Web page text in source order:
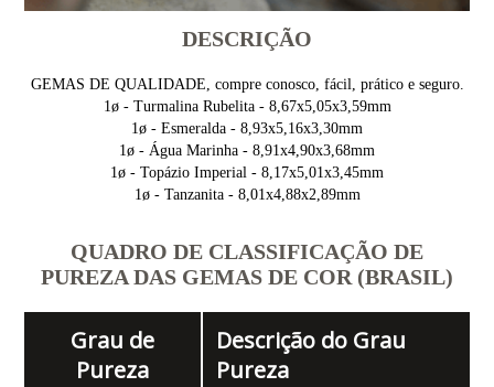
DESCRIÇÃO
GEMAS DE QUALIDADE, compre conosco, fácil, prático e seguro.
1ø - Turmalina Rubelita - 8,67x5,05x3,59mm
1ø - Esmeralda - 8,93x5,16x3,30mm
1ø - Água Marinha - 8,91x4,90x3,68mm
1ø - Topázio Imperial - 8,17x5,01x3,45mm
1ø - Tanzanita - 8,01x4,88x2,89mm
QUADRO DE CLASSIFICAÇÃO DE
PUREZA DAS GEMAS DE COR (BRASIL)
Grau de
Pureza
Descrição do Grau
Pureza